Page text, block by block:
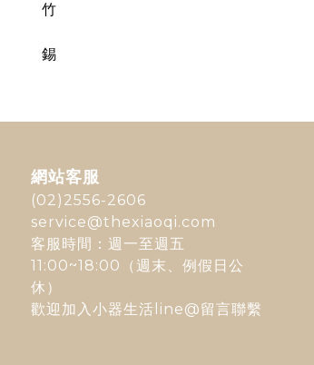
竹
錫
網站客服
(02)2556-2606
service@thexiaoqi.com
客服時間：週一至週五
11:00~18:00（週末、例假日公
休）
歡迎加入 小器生活line@留言聯繫